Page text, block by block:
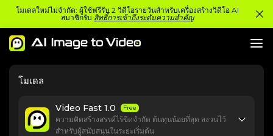
โมเดลใหม่ไม่จำกัด: ผู้ใช้ฟรีรับ 2 วิดีโอรายวันสำหรับเครื่องสร้างวิดีโอ AI
สมาชิกรับ สิทธิ์การเข้าถึงระดับความสำคัญ
โมเดล
Video Fast 1.0 Free
ความคิดสร้างสรรค์ไร้ขีดจำกัด ต้นทุนน้อยที่สุด สงวนไว้
สำหรับผู้สนับสนุนในระยะเริ่มต้น